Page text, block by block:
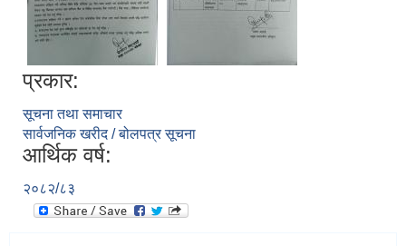
प्रकार:
सूचना तथा समाचार
सार्वजनिक खरीद / बोलपत्र सूचना
आर्थिक वर्ष:
२०८२/८३